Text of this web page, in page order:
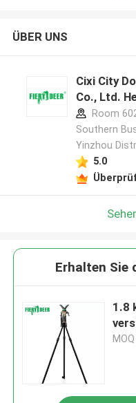
ÜBER UNS
Cixi City
Co., Ltd.
Room
Southern
Yinzhou
5.0
Erhalten Sie
1.8